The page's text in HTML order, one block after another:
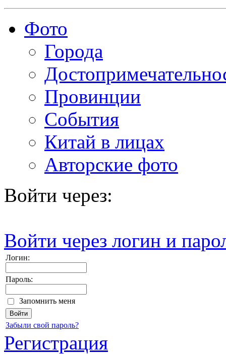
Фото
Города
Провинции
События
Китай в лицах
Авторские фото
Войти через:
Войти через логин и
Логин:
Пароль:
Запомнить меня
Забыли свой пароль?
Регистрация